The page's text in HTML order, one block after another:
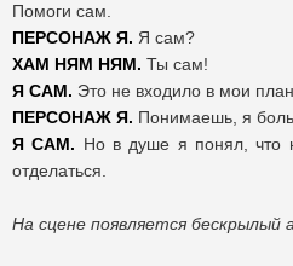
Помоги сам.
ПЕРСОНАЖ Я. Я сам?
ХАМ НЯМ НЯМ. Ты сам!
Я САМ. Это не входило в мои
ПЕРСОНАЖ Я. Понимаешь, я
Я САМ. Но в душе я понял, что
отделаться.
На сцене появляется бескрылый